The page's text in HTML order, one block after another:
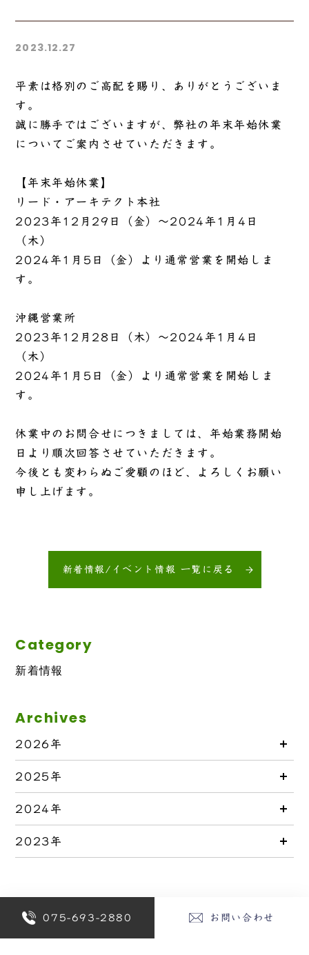
2023.12.27
平素は格別のご高配を賜り、ありがとうございま
す。
誠に勝手ではございますが、弊社の年末年始休業
についてご案内させていただきます。
【年末年始休業】
リード・アーキテクト本社
2023年12月29日（金）～2024年1月4日
（木）
2024年1月5日（金）より通常営業を開始しま
す。
沖縄営業所
2023年12月28日（木）～2024年1月4日
（木）
2024年1月5日（金）より通常営業を開始しま
す。
休業中のお問合せにつきましては、年始業務開始
日より順次回答させていただきます。
今後とも変わらぬご愛顧のほど、よろしくお願い
申し上げます。
新着情報/イベント情報 一覧に戻る
Category
新着情報
Archives
2026年
2025年
2024年
2023年
075-693-2880 お問い合わせ